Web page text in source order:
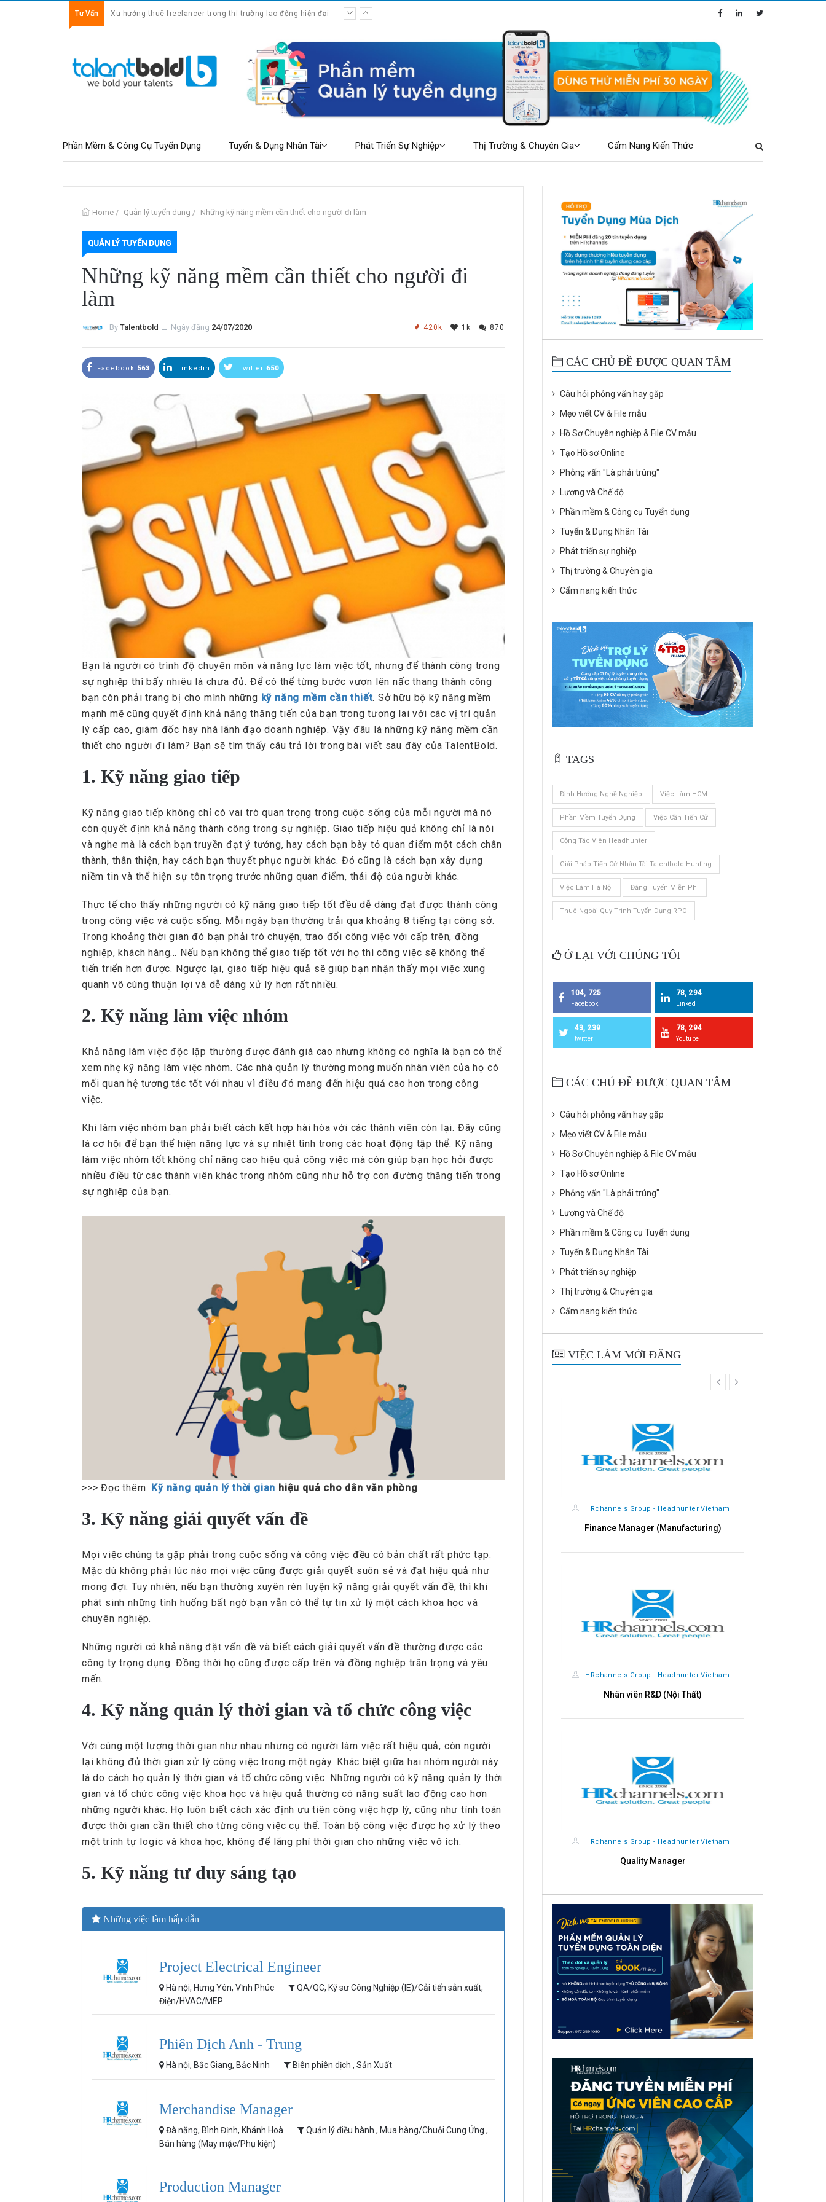
Tư Vấn Xu hướng thuê freelancer trong thị trường lao động hiện đại
Phần Mềm & Công Cụ Tuyển Dụng Tuyển & Dụng Nhân Tài Phát Triển Sự Nghiệp Thị Trường & Chuyên Gia Cẩm Nang Kiến Thức
Home / Quản lý tuyển dụng / Những kỹ năng mềm cần thiết cho người đi làm
QUẢN LÝ TUYỂN DỤNG
Những kỹ năng mềm cần thiết cho người đi
làm
By Talentbold ــ Ngày đăng 24/07/2020 420k 1k 870
Facebook 563 Linkedin Twitter 650
Bạn là người có trình độ chuyên môn và năng lực làm việc tốt, nhưng để thành công trong
sự nghiệp thì bấy nhiêu là chưa đủ. Để có thể từng bước vươn lên nấc thang thành công
bạn còn phải trang bị cho mình những kỹ năng mềm cần thiết. Sở hữu bộ kỹ năng mềm
mạnh mẽ cũng quyết định khả năng thăng tiến của bạn trong tương lai với các vị trí quản
lý cấp cao, giám đốc hay nhà lãnh đạo doanh nghiệp. Vậy đâu là những kỹ năng mềm cần
thiết cho người đi làm? Bạn sẽ tìm thấy câu trả lời trong bài viết sau đây của TalentBold.
1. Kỹ năng giao tiếp
Kỹ năng giao tiếp không chỉ có vai trò quan trọng trong cuộc sống của mỗi người mà nó
còn quyết định khả năng thành công trong sự nghiệp. Giao tiếp hiệu quả không chỉ là nói
và nghe mà là cách bạn truyền đạt ý tưởng, hay cách bạn bày tỏ quan điểm một cách chân
thành, thân thiện, hay cách bạn thuyết phục người khác. Đó cũng là cách bạn xây dựng
niềm tin và thể hiện sự tôn trọng trước những quan điểm, thái độ của người khác.
Thực tế cho thấy những người có kỹ năng giao tiếp tốt đều dễ dàng đạt được thành công
trong công việc và cuộc sống. Mỗi ngày bạn thường trải qua khoảng 8 tiếng tại công sở.
Trong khoảng thời gian đó bạn phải trò chuyện, trao đổi công việc với cấp trên, đồng
nghiệp, khách hàng… Nếu bạn không thể giao tiếp tốt với họ thì công việc sẽ không thể
tiến triển hơn được. Ngược lại, giao tiếp hiệu quả sẽ giúp bạn nhận thấy mọi việc xung
quanh vô cùng thuận lợi và dễ dàng xử lý hơn rất nhiều.
2. Kỹ năng làm việc nhóm
Khả năng làm việc độc lập thường được đánh giá cao nhưng không có nghĩa là bạn có thể
xem nhẹ kỹ năng làm việc nhóm. Các nhà quản lý thường mong muốn nhân viên của họ có
mối quan hệ tương tác tốt với nhau vì điều đó mang đến hiệu quả cao hơn trong công
việc.
Khi làm việc nhóm bạn phải biết cách kết hợp hài hòa với các thành viên còn lại. Đây cũng
là cơ hội để bạn thể hiện năng lực và sự nhiệt tình trong các hoạt động tập thể. Kỹ năng
làm việc nhóm tốt không chỉ nâng cao hiệu quả công việc mà còn giúp bạn học hỏi được
nhiều điều từ các thành viên khác trong nhóm cũng như hỗ trợ con đường thăng tiến trong
sự nghiệp của bạn.
>>> Đọc thêm: Kỹ năng quản lý thời gian hiệu quả cho dân văn phòng
3. Kỹ năng giải quyết vấn đề
Mọi việc chúng ta gặp phải trong cuộc sống và công việc đều có bản chất rất phức tạp.
Mặc dù không phải lúc nào mọi việc cũng được giải quyết suôn sẻ và đạt hiệu quả như
mong đợi. Tuy nhiên, nếu bạn thường xuyên rèn luyện kỹ năng giải quyết vấn đề, thì khi
phát sinh những tình huống bất ngờ bạn vẫn có thể tự tin xử lý một cách khoa học và
chuyên nghiệp.
Những người có khả năng đặt vấn đề và biết cách giải quyết vấn đề thường được các
công ty trọng dụng. Đồng thời họ cũng được cấp trên và đồng nghiệp trân trọng và yêu
mến.
4. Kỹ năng quản lý thời gian và tổ chức công việc
Với cùng một lượng thời gian như nhau nhưng có người làm việc rất hiệu quả, còn người
lại không đủ thời gian xử lý công việc trong một ngày. Khác biệt giữa hai nhóm người này
là do cách họ quản lý thời gian và tổ chức công việc. Những người có kỹ năng quản lý thời
gian và tổ chức công việc khoa học và hiệu quả thường có năng suất lao động cao hơn
những người khác. Họ luôn biết cách xác định ưu tiên công việc hợp lý, cũng như tính toán
được thời gian cần thiết cho từng công việc cụ thể. Toàn bộ công việc được họ xử lý theo
một trình tự logic và khoa học, không để lãng phí thời gian cho những việc vô ích.
5. Kỹ năng tư duy sáng tạo
Những việc làm hấp dẫn
Project Electrical Engineer
Hà nội, Hưng Yên, Vĩnh Phúc
QA/QC, Kỹ sư Công Nghiệp (IE)/Cải tiến sản xuất,
Điện/HVAC/MEP
Phiên Dịch Anh - Trung
Hà nội, Bắc Giang, Bắc Ninh Biên phiên dịch , Sản Xuất
Merchandise Manager
Đà nẵng, Bình Định, Khánh Hoà
Quản lý điều hành , Mua hàng/Chuỗi Cung Ứng ,
Bán hàng (May mặc/Phụ kiện)
Production Manager
CÁC CHỦ ĐỀ ĐƯỢC QUAN TÂM
Câu hỏi phỏng vấn hay gặp
Mẹo viết CV & File mẫu
Hồ Sơ Chuyên nghiệp & File CV mẫu
Tạo Hồ sơ Online
Phỏng vấn "Là phải trúng"
Lương và Chế độ
Phần mềm & Công cụ Tuyển dụng
Tuyển & Dụng Nhân Tài
Phát triển sự nghiệp
Thị trường & Chuyên gia
Cẩm nang kiến thức
TAGS
Định Hướng Nghề Nghiệp Việc Làm HCM
Phần Mềm Tuyển Dụng Việc Cần Tiến Cử
Cộng Tác Viên Headhunter
Giải Pháp Tiến Cử Nhân Tài Talentbold-Hunting
Việc Làm Hà Nội Đăng Tuyển Miễn Phí
Thuê Ngoài Quy Trình Tuyển Dụng RPO
Ở LẠI VỚI CHÚNG TÔI
104, 725
Facebook
78, 294
Linked
43, 239
twitter
78, 294
Youtube
CÁC CHỦ ĐỀ ĐƯỢC QUAN TÂM
Câu hỏi phỏng vấn hay gặp
Mẹo viết CV & File mẫu
Hồ Sơ Chuyên nghiệp & File CV mẫu
Tạo Hồ sơ Online
Phỏng vấn "Là phải trúng"
Lương và Chế độ
Phần mềm & Công cụ Tuyển dụng
Tuyển & Dụng Nhân Tài
Phát triển sự nghiệp
Thị trường & Chuyên gia
Cẩm nang kiến thức
VIỆC LÀM MỚI ĐĂNG
HRchannels Group - Headhunter Vietnam
HRchannels Group - Headhunter Vietnam
Finance Manager (Manufacturing)
HRchannels Group - Headhunter Vietnam
Nhân viên R&D (Nội Thất)
HRchannels Group - Headhunter Vietnam
Quality Manager
prev